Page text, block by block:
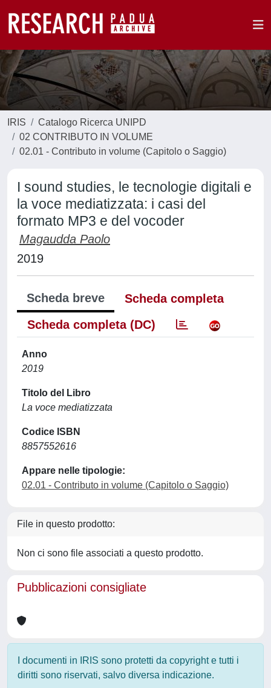
IRIS
Catalogo Ricerca UNIPD
02 CONTRIBUTO IN VOLUME
02.01 - Contributo in volume (Capitolo o Saggio)
I sound studies, le tecnologie digitali e
la voce mediatizzata: i casi del
formato MP3 e del vocoder
Magaudda Paolo
2019
Scheda breve
Scheda completa
Scheda completa (DC)
Anno
2019
Titolo del Libro
La voce mediatizzata
Codice ISBN
8857552616
Appare nelle tipologie:
02.01 - Contributo in volume (Capitolo o Saggio)
File in questo prodotto:
Non ci sono file associati a questo prodotto.
Pubblicazioni consigliate
I documenti in IRIS sono protetti da copyright e tutti i
diritti sono riservati, salvo diversa indicazione.